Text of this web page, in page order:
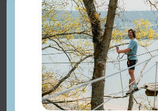
Le Boucanier